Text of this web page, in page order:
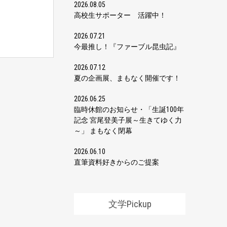
2026.08.05
高校生サポーター 活躍中！
2026.07.21
今最推し！『ファーブル昆虫記』
2026.07.12
夏の企画展、まもなく開催です！
2026.06.25
臨時休館のお知らせ・「生誕100年
記念 宮尾登美子展～生きてゆく力
～」 まもなく閉幕
2026.06.10
直筆資料好きからのご提案
文学Pickup